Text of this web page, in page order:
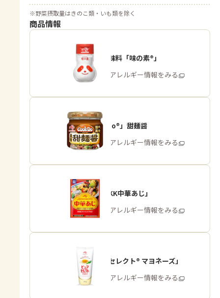
※野菜摂取量はきのこ類・いも類を除く
商品情報
うま味調味料「味の素®」
商品・アレルギー情報をみる
「Cook Do®」甜麺醤
商品・アレルギー情報をみる
「味の素KK中華あじ」
商品・アレルギー情報をみる
「ピュアセレクト® マヨネーズ」
商品・アレルギー情報をみる